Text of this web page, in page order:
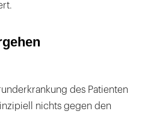
des Patienten
nichts gegen den